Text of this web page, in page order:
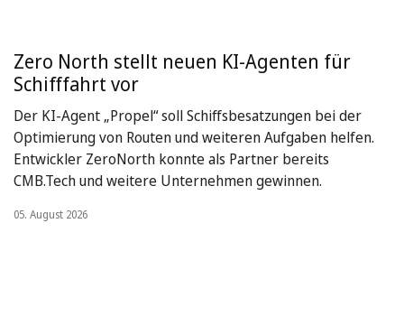
Zero North stellt neuen KI-Agenten für
Schifffahrt vor
Der KI-Agent „Propel“ soll Schiffsbesatzungen bei der
Optimierung von Routen und weiteren Aufgaben helfen.
Entwickler ZeroNorth konnte als Partner bereits
CMB.Tech und weitere Unternehmen gewinnen.
05. August 2026